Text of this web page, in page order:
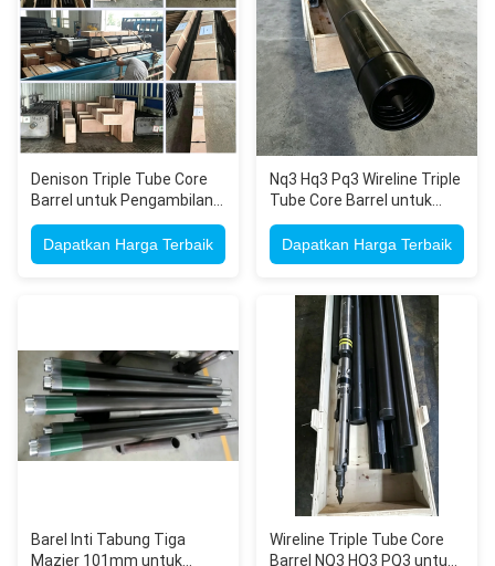
Denison Triple Tube Core
Barrel untuk Pengambilan
Sampel Tanah Tak
Terganggu dengan Liner
Plastik dan Adjustable Core
Dapatkan Harga Terbaik
Nq3 Hq3 Pq3 Wireline Triple
Tube Core Barrel untuk
Penyelidikan
Pertambangan dan
Geoteknik pada Formasi
Dapatkan Harga Terbaik
Barel Inti Tabung Tiga
Mazier 101mm untuk
Wireline Triple Tube Core
Barrel NQ3 HQ3 PQ3 untuk